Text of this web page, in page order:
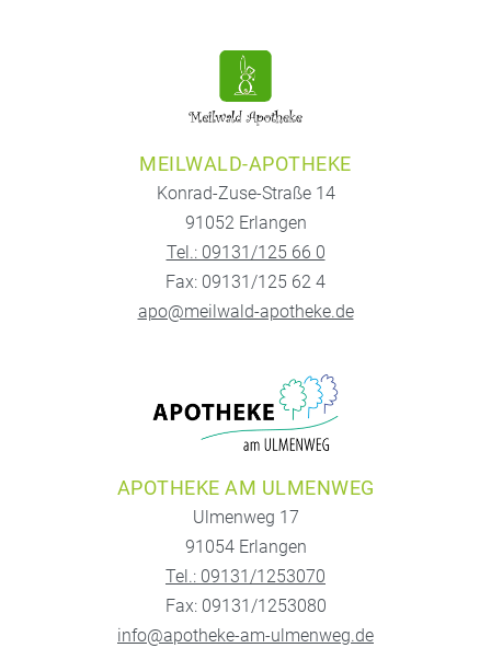
MEILWALD-APOTHEKE
Konrad-Zuse-Straße 14
91052 Erlangen
Tel.: 09131/125 66 0
Fax: 09131/125 62 4
apo@meilwald-apotheke.de
APOTHEKE AM ULMENWEG
Ulmenweg 17
91054 Erlangen
Tel.: 09131/1253070
Fax: 09131/1253080
info@apotheke-am-ulmenweg.de